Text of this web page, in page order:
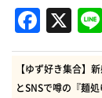
X
【ゆず好き集合】
とSNSで噂の『麺